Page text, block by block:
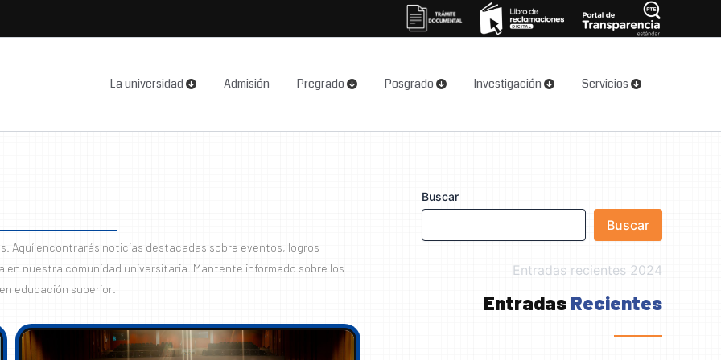
La universidad Admisión Pregrado Posgrado Investigación Servicios
Aquí encontrarás noticias destacadas sobre eventos, logros
nuestra comunidad universitaria. Mantente informado sobre los
educación superior.
Buscar
Buscar
Entradas recientes 2024
Entradas Recientes